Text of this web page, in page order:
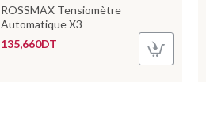
ROSSMAX Tensiomètre
Automatique X3
135,660DT